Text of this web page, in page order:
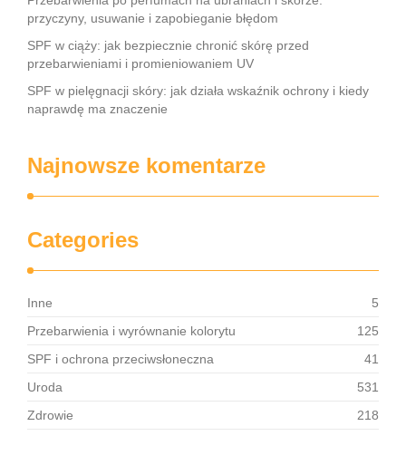
przyczyny, usuwanie i zapobieganie błędom
SPF w ciąży: jak bezpiecznie chronić skórę przed
przebarwieniami i promieniowaniem UV
SPF w pielęgnacji skóry: jak działa wskaźnik ochrony i kiedy
naprawdę ma znaczenie
Najnowsze komentarze
Categories
Inne
5
Przebarwienia i wyrównanie kolorytu
125
SPF i ochrona przeciwsłoneczna
41
Uroda
531
Zdrowie
218